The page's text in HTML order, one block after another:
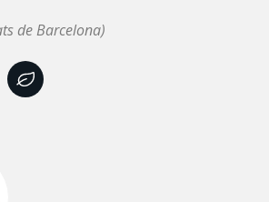
de Barcelona)